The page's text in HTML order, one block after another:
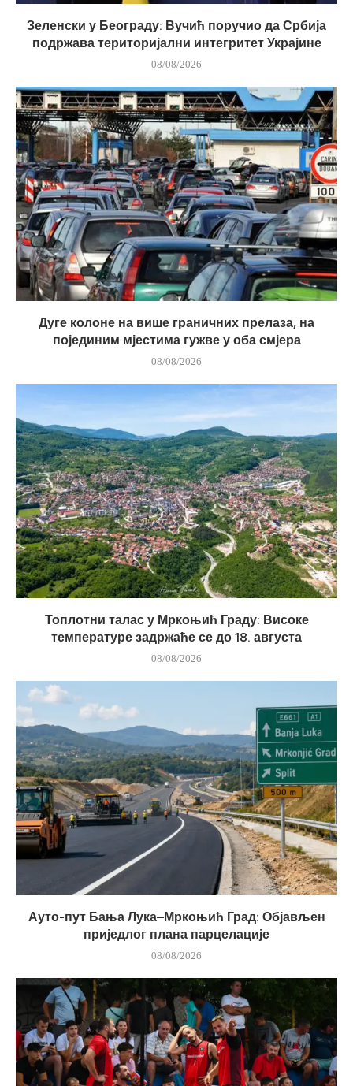
Зеленски у Београду: Вучић поручио да Србија
подржава територијални интегритет Украјине
08/08/2026
Дуге колоне на више граничних прелаза, на
појединим мјестима гужве у оба смјера
08/08/2026
Топлотни талас у Мркоњић Граду: Високе
температуре задржаће се до 18. августа
08/08/2026
Ауто-пут Бања Лука–Мркоњић Град: Објављен
приједлог плана парцелације
08/08/2026